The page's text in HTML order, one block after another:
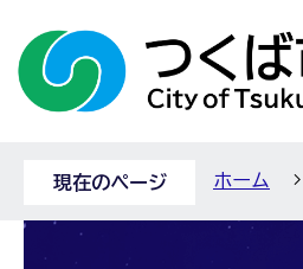
現在のページ ホーム